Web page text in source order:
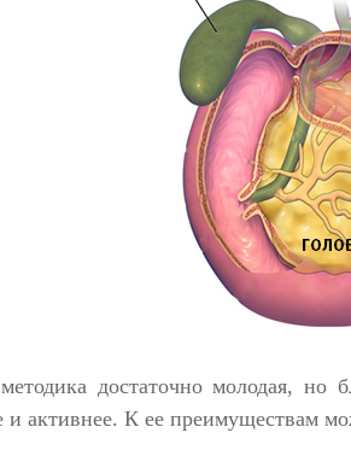
достаточно молодая, но
и активнее. К ее преимуществам